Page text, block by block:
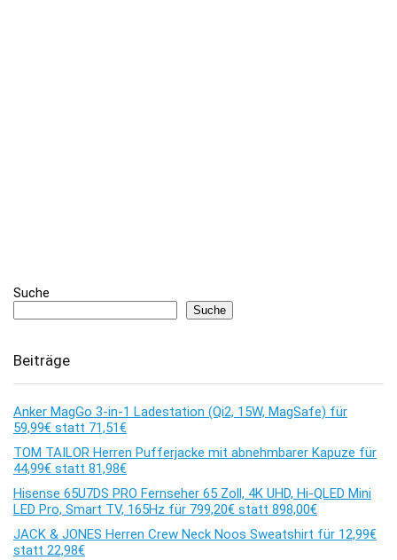
Suche
Suche
Beiträge
Anker MagGo 3-in-1 Ladestation (Qi2, 15W, MagSafe) für
59,99€ statt 71,51€
TOM TAILOR Herren Pufferjacke mit abnehmbarer Kapuze für
44,99€ statt 81,98€
Hisense 65U7DS PRO Fernseher 65 Zoll, 4K UHD, Hi-QLED Mini
LED Pro, Smart TV, 165Hz für 799,20€ statt 898,00€
JACK & JONES Herren Crew Neck Noos Sweatshirt für 12,99€
statt 22,98€